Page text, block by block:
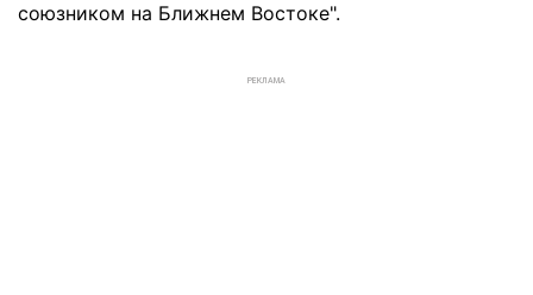
союзником на Ближнем Востоке".
РЕКЛАМА